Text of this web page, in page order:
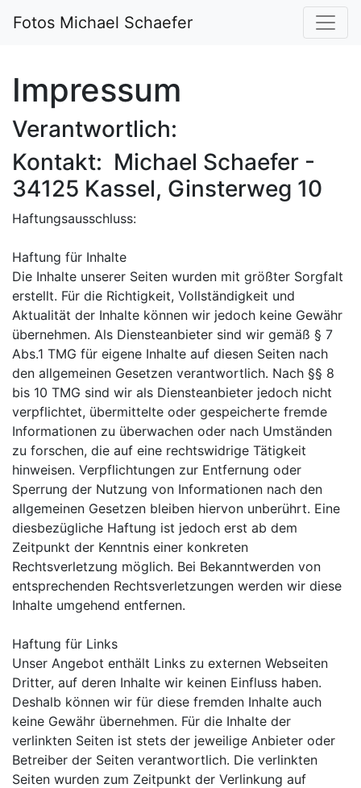
Fotos Michael Schaefer
Impressum
Verantwortlich:
Kontakt: Michael Schaefer -
34125 Kassel, Ginsterweg 10
Haftungsausschluss:
Haftung für Inhalte
Die Inhalte unserer Seiten wurden mit größter Sorgfalt
erstellt. Für die Richtigkeit, Vollständigkeit und
Aktualität der Inhalte können wir jedoch keine Gewähr
übernehmen. Als Diensteanbieter sind wir gemäß § 7
Abs.1 TMG für eigene Inhalte auf diesen Seiten nach
den allgemeinen Gesetzen verantwortlich. Nach §§ 8
bis 10 TMG sind wir als Diensteanbieter jedoch nicht
verpflichtet, übermittelte oder gespeicherte fremde
Informationen zu überwachen oder nach Umständen
zu forschen, die auf eine rechtswidrige Tätigkeit
hinweisen. Verpflichtungen zur Entfernung oder
Sperrung der Nutzung von Informationen nach den
allgemeinen Gesetzen bleiben hiervon unberührt. Eine
diesbezügliche Haftung ist jedoch erst ab dem
Zeitpunkt der Kenntnis einer konkreten
Rechtsverletzung möglich. Bei Bekanntwerden von
entsprechenden Rechtsverletzungen werden wir diese
Inhalte umgehend entfernen.
Haftung für Links
Unser Angebot enthält Links zu externen Webseiten
Dritter, auf deren Inhalte wir keinen Einfluss haben.
Deshalb können wir für diese fremden Inhalte auch
keine Gewähr übernehmen. Für die Inhalte der
verlinkten Seiten ist stets der jeweilige Anbieter oder
Betreiber der Seiten verantwortlich. Die verlinkten
Seiten wurden zum Zeitpunkt der Verlinkung auf